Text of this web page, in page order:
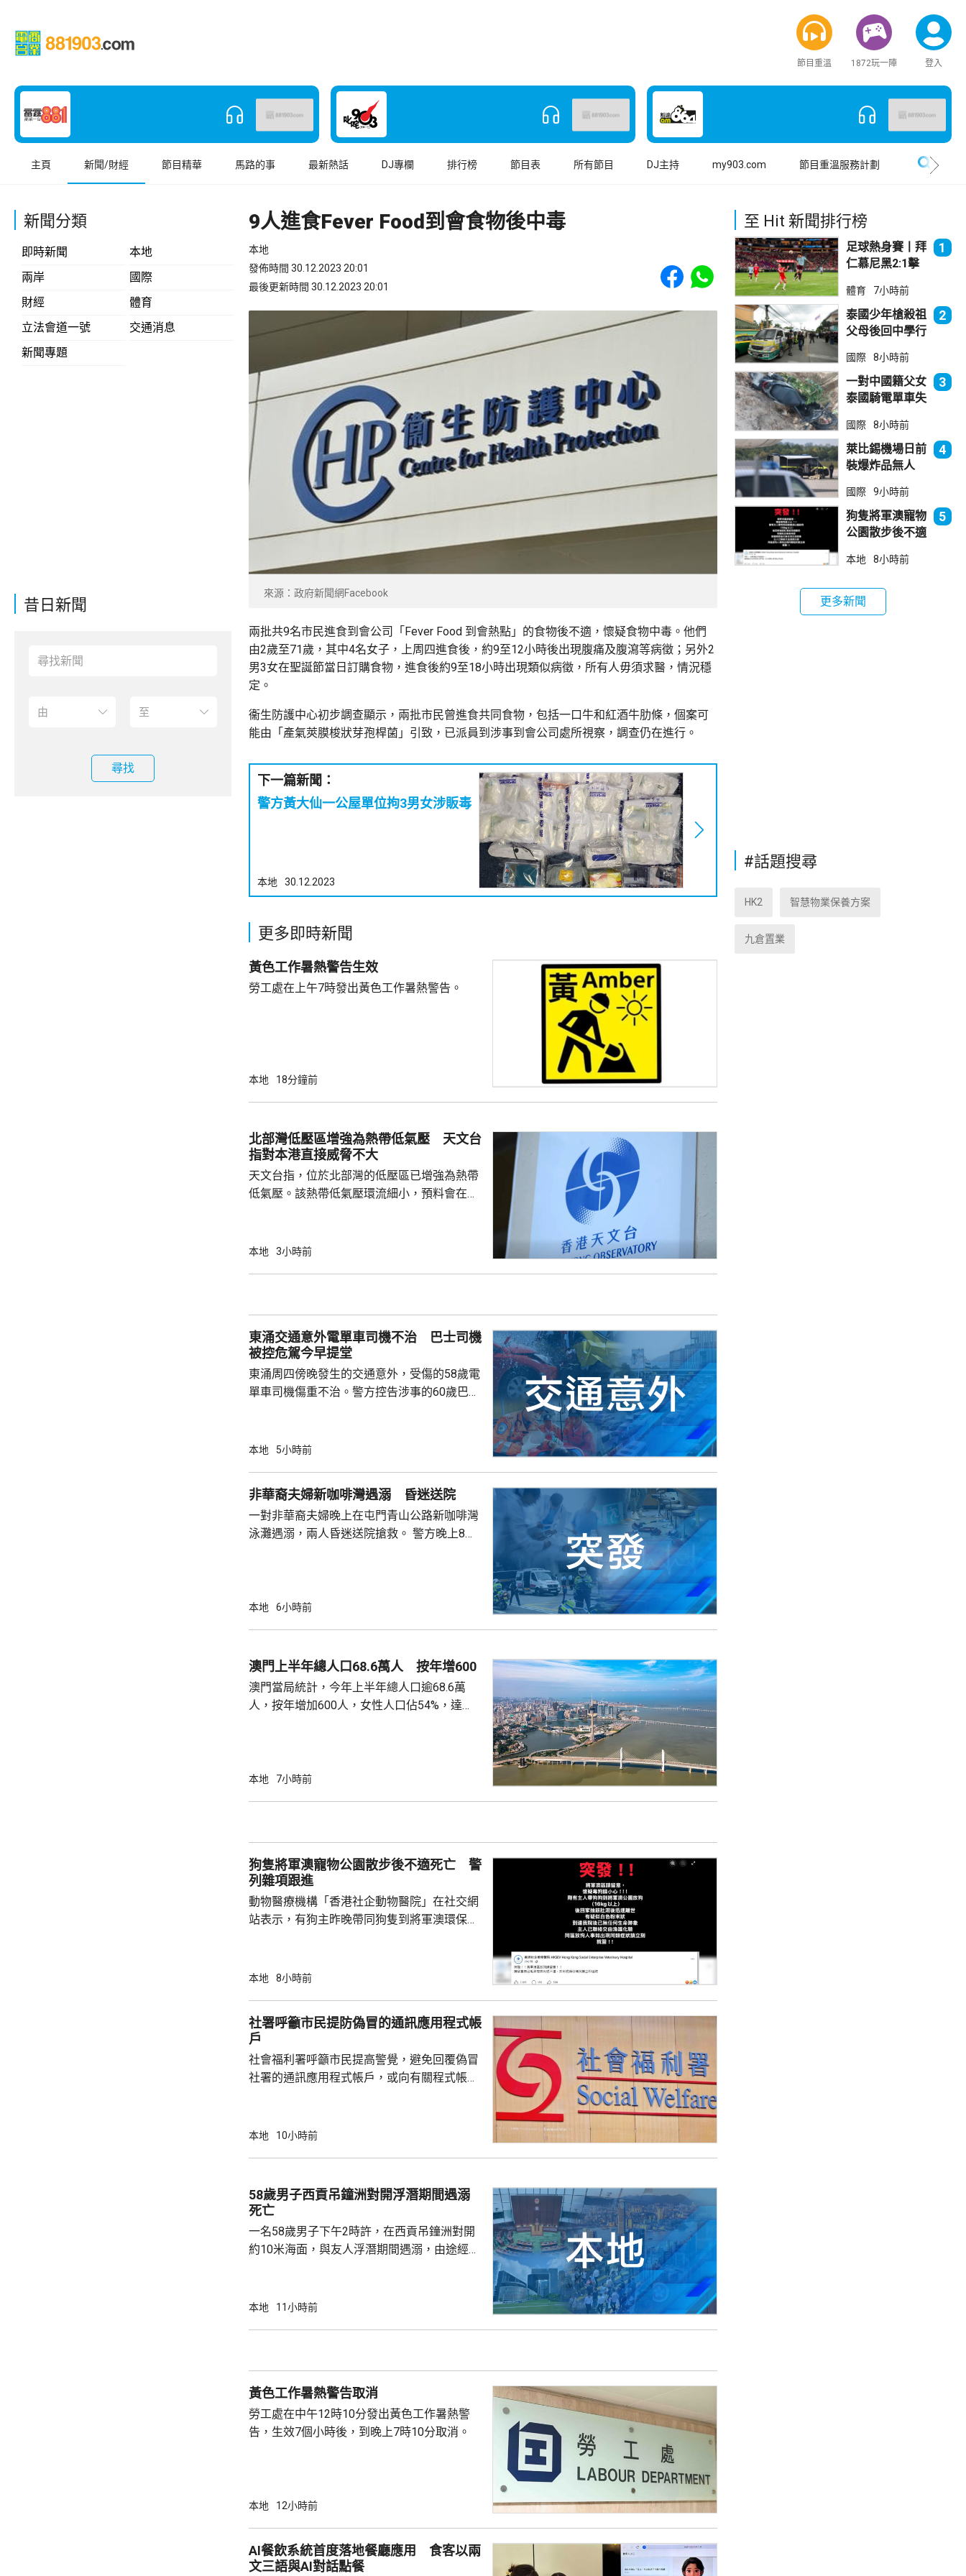
節目重溫 1872玩一陣 登入
主頁 新聞/財經 節目精華 馬路的事 最新熱話 DJ專欄 排行榜 節目表 所有節目 DJ主持 my903.com 節目重溫服務計劃
新聞分類
即時新聞
本地
兩岸
國際
財經
體育
立法會道一號
交通消息
新聞專題
昔日新聞
尋找
9人進食Fever Food到會食物後中毒
本地
發佈時間 30.12.2023 20:01
最後更新時間 30.12.2023 20:01
Share to Facebook
Share to WhatsApp
來源：政府新聞網Facebook
兩批共9名市民進食到會公司「Fever Food 到會熱點」的食物後不適，懷疑食物中毒。他們
由2歲至71歲，其中4名女子，上周四進食後，約9至12小時後出現腹痛及腹瀉等病徵；另外2
男3女在聖誕節當日訂購食物，進食後約9至18小時出現類似病徵，所有人毋須求醫，情況穩
定。
衞生防護中心初步調查顯示，兩批市民曾進食共同食物，包括一口牛和紅酒牛肋條，個案可
能由「產氣莢膜梭狀芽孢桿菌」引致，已派員到涉事到會公司處所視察，調查仍在進行。
下一篇新聞：
警方黃大仙一公屋單位拘3男女涉販毒
本地 30.12.2023
更多即時新聞
黃色工作暑熱警告生效
勞工處在上午7時發出黃色工作暑熱警告。
本地 18分鐘前
北部灣低壓區增強為熱帶低氣壓 天文台
指對本港直接威脅不大
天文台指，位於北部灣的低壓區已增強為熱帶
低氣壓。該熱帶低氣壓環流細小，預料會在今
採取靠近廣東沿岸的路徑，否則需要發出一號
本地 3小時前
東涌交通意外電單車司機不治 巴士司機
被控危駕今早提堂
東涌周四傍晚發生的交通意外，受傷的58歲電
單車司機傷重不治。警方控告涉事的60歲巴士
龍運巴士沿東涌東交匯處行駛，去到近北大嶼
身體多處受傷，昏迷送往北大嶼山醫院，延至
周五早上8時許證實死亡。
本地 5小時前
非華裔夫婦新咖啡灣遇溺 昏迷送院
一對非華裔夫婦晚上在屯門青山公路新咖啡灣
泳灘遇溺，兩人昏迷送院搶救。 警方晚上8時
本地 6小時前
澳門上半年總人口68.6萬人 按年增600
澳門當局統計，今年上半年總人口逾68.6萬
人，按年增加600人，女性人口佔54%，達
方面，上半年從內地持單程證的新來澳人士有
本地 7小時前
狗隻將軍澳寵物公園散步後不適死亡 警
列雜項跟進
動物醫療機構「香港社企動物醫院」在社交網
站表示，有狗主昨晚帶同狗隻到將軍澳環保大
亡，狗主事後聯絡交由漁護署化驗。 警方表
捕。
本地 8小時前
社署呼籲市民提防偽冒的通訊應用程式帳
戶
社會福利署呼籲市民提高警覺，避免回覆偽冒
社署的通訊應用程式帳戶，或向有關程式帳戶
內的不明連結，以盗取市民的個人資料。社署
本地 10小時前
58歲男子西貢吊鐘洲對開浮潛期間遇溺
死亡
一名58歲男子下午2時許，在西貢吊鐘洲對開
約10米海面，與友人浮潛期間遇溺，由途經船
確定。
本地 11小時前
黃色工作暑熱警告取消
勞工處在中午12時10分發出黃色工作暑熱警
告，生效7個小時後，到晚上7時10分取消。
本地 12小時前
AI餐飲系統首度落地餐廳應用 食客以兩
文三語與AI對話點餐
至 Hit 新聞排行榜
足球熱身賽丨拜
仁慕尼黑2:1擊
1
體育 7小時前
泰國少年槍殺祖
父母後回中學行
死23傷
2
國際 8小時前
一對中國籍父女
泰國騎電單車失
傷
3
國際 8小時前
萊比錫機場日前
裝爆炸品無人
發現再踢落
4
國際 9小時前
狗隻將軍澳寵物
公園散步後不適
跟進
5
本地 8小時前
更多新聞
#話題搜尋
HK2 智慧物業保養方案
九倉置業